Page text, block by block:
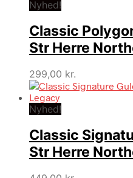
Nyhed!
Classic
Str Herre
299,00 kr.
Nyhed!
Classic
Str Herre